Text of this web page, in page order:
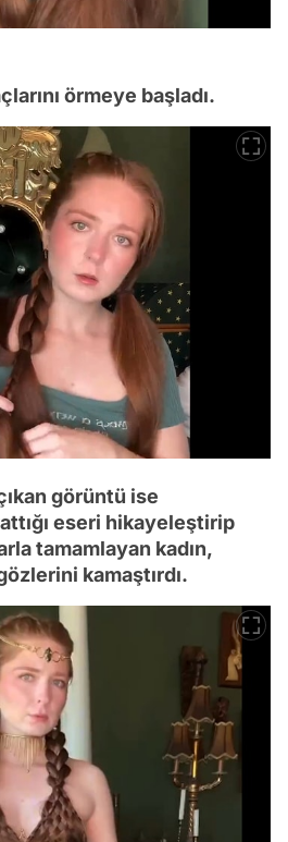
örmeye başladı.
görüntü ise
eseri hikayeleştirip
tamamlayan kadın,
kamaştırdı.